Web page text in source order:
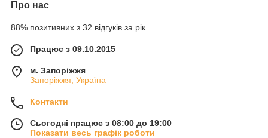
Про нас
88% позитивних з 32 відгуків за рік
Працює з 09.10.2015
м. Запоріжжя
Запоріжжя, Україна
Контакти
Сьогодні працює з 08:00 до 19:00
Показати весь графік роботи